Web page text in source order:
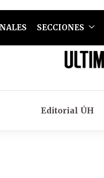
SECCIONES
Editorial ÚH